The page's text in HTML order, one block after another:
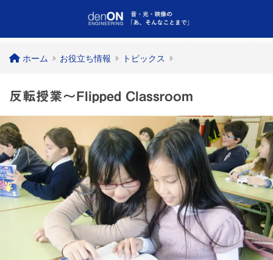
ホーム お役立ち情報 トピックス
反転授業～Flipped Classroom